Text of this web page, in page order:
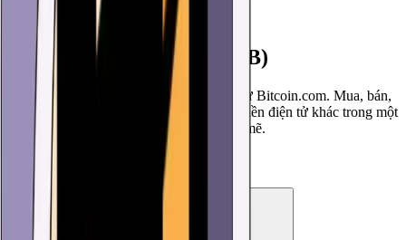
Ví BNB Smart Chain (BNB)
Tải xuống Ví BNB Smart Chain (BNB) từ Bitcoin.com. Mua, bán,
giao dịch và sử dụng BNB cùng các loại tiền điện tử khác trong một
ứng dụng an toàn, đơn giản nhưng mạnh mẽ.